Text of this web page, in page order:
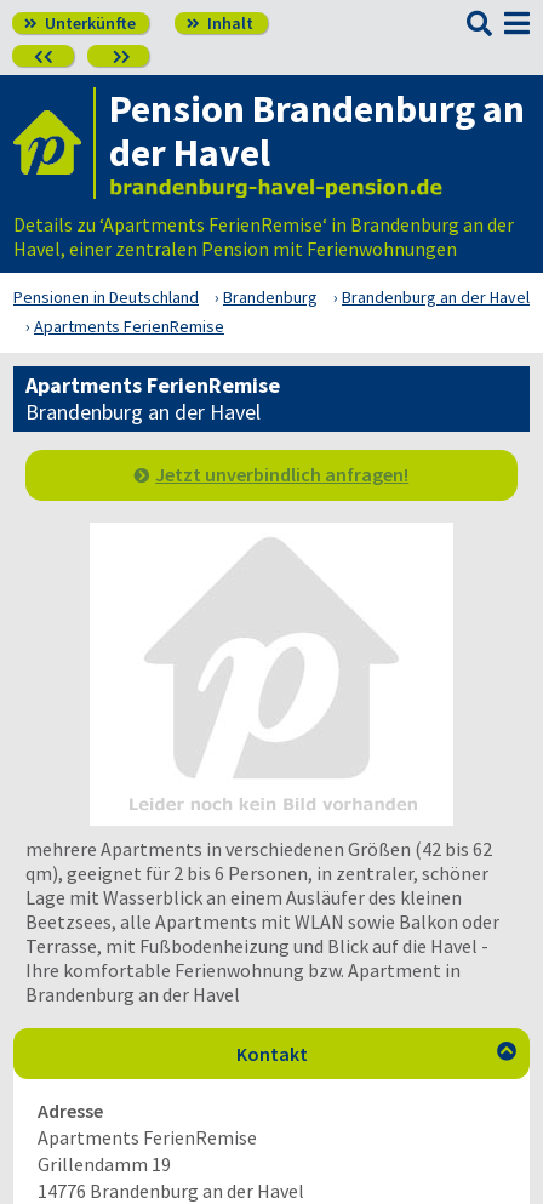
 Unterkünfte  Inhalt
 

Pension Brandenburg an
der Havel
Details zu ‘Apartments FerienRemise‘ in Brandenburg an der
Havel, einer zentralen Pension mit Ferienwohnungen
Pensionen in Deutschland Brandenburg
Brandenburg an der Havel
Apartments FerienRemise
Apartments FerienRemise
Brandenburg an der Havel
Jetzt unverbindlich anfragen!
mehrere Apartments in verschiedenen Größen (42 bis 62
qm), geeignet für 2 bis 6 Personen, in zentraler, schöner
Lage mit Wasserblick an einem Ausläufer des kleinen
Beetzsees, alle Apartments mit WLAN sowie Balkon oder
Terrasse, mit Fußbodenheizung und Blick auf die Havel -
Ihre komfortable Ferienwohnung bzw. Apartment in
Brandenburg an der Havel
Kontakt 
Adresse
Apartments FerienRemise
Grillendamm 19
14776 Brandenburg an der Havel